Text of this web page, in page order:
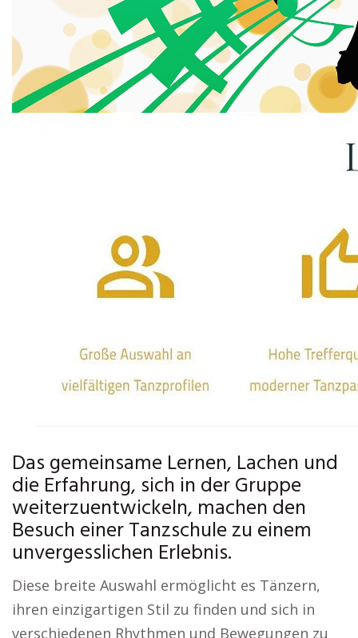
Das gemeinsame Lernen, Lachen und
die Erfahrung, sich in der Gruppe
weiterzuentwickeln, machen den
Besuch einer Tanzschule zu einem
unvergesslichen Erlebnis.
Diese breite Auswahl ermöglicht es Tänzern,
ihren einzigartigen Stil zu finden und sich in
verschiedenen Rhythmen und Bewegungen zu